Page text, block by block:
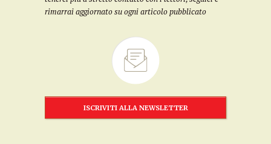
rimarrai aggiornato su ogni articolo pubblicato
ISCRIVITI ALLA NEWSLETTER